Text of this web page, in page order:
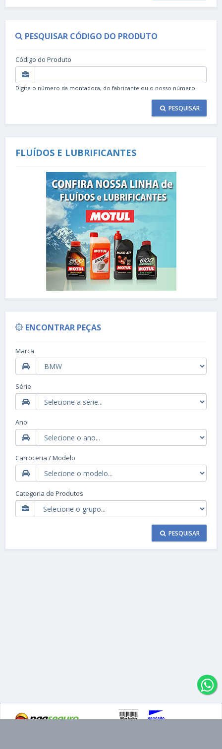
PESQUISAR CÓDIGO DO PRODUTO
Código do Produto
Digite o número da montadora, do fabricante ou o nosso número.
PESQUISAR
FLUÍDOS E LUBRIFICANTES
ENCONTRAR PEÇAS
Marca
Série
Ano
Carroceria / Modelo
Categoria de Produtos
PESQUISAR